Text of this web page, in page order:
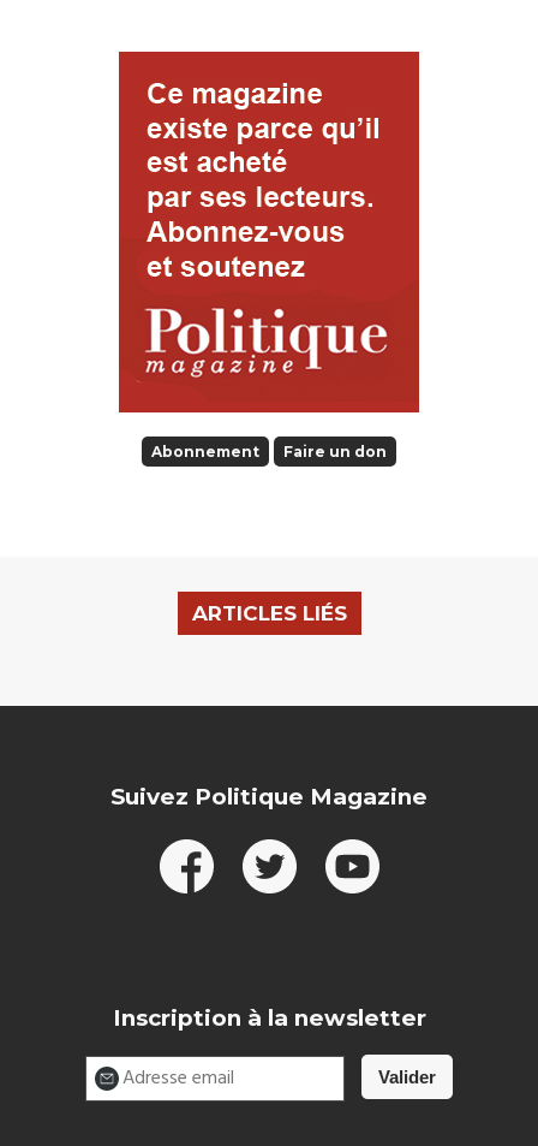
Abonnement Faire un don
ARTICLES LIÉS
Suivez Politique Magazine
Inscription à la newsletter